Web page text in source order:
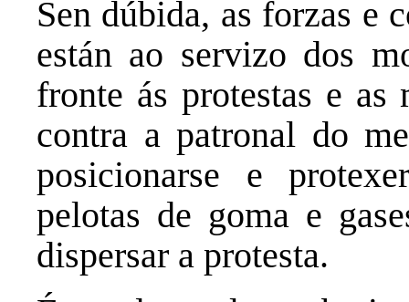
Sen dúbida, as forzas e
están ao servizo dos
fronte ás protestas e
contra a patronal do
posicionarse e
pelotas de goma e
dispersar a protesta.